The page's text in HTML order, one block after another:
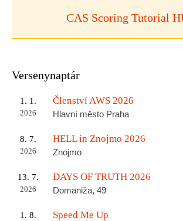
CAS Scoring Tutorial
Versenynaptár
1. 1.
2026
Členství AWS 2026
Hlavní město Praha
8. 7.
2026
HELL in Znojmo 2026
Znojmo
13. 7.
2026
DAYS OF TRUTH 2026
Domaniža, 49
1. 8. Speed Me Up